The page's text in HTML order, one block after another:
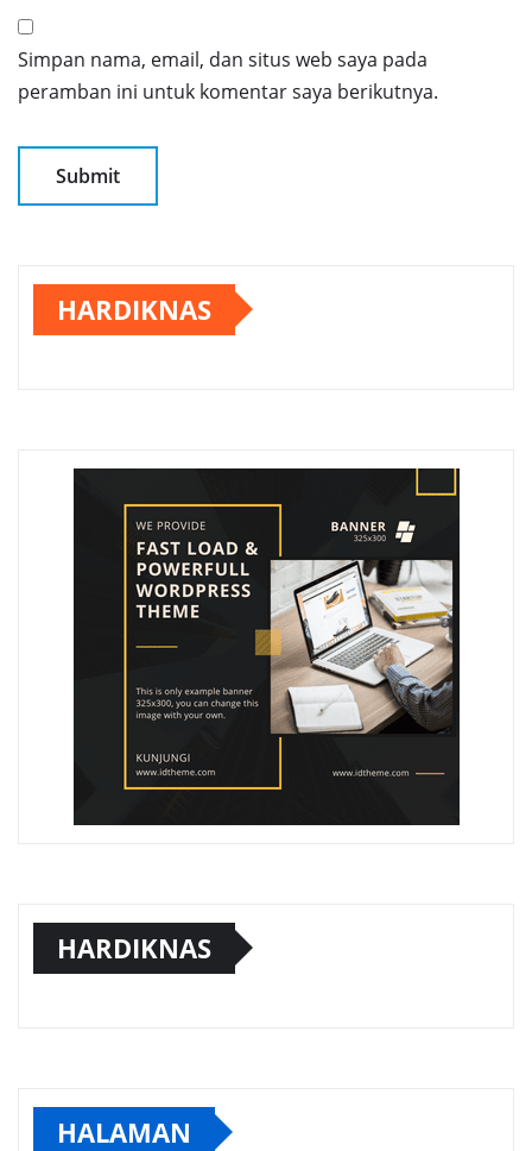
Simpan nama, email, dan situs web saya pada
peramban ini untuk komentar saya berikutnya.
HARDIKNAS
HARDIKNAS
HALAMAN